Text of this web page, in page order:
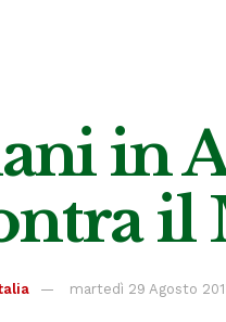
in
il
martedì 29 Agosto